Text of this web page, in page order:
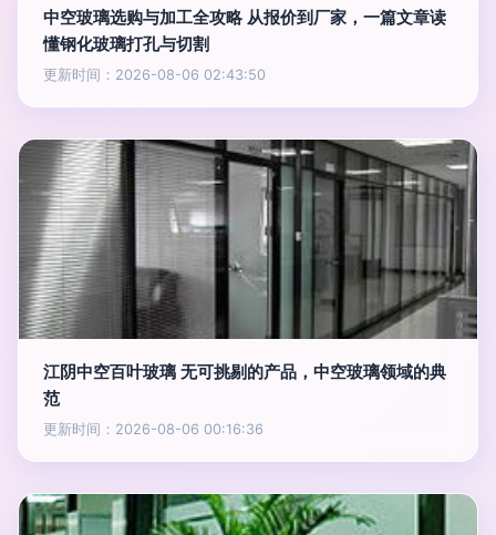
中空玻璃选购与加工全攻略 从报价到厂家，一篇文章读
懂钢化玻璃打孔与切割
更新时间：2026-08-06 02:43:50
江阴中空百叶玻璃 无可挑剔的产品，中空玻璃领域的典
范
更新时间：2026-08-06 00:16:36